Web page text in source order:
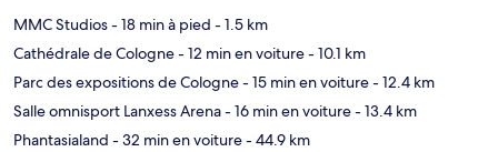
MMC Studios- 18 min à pied - 1.5 km
Cathédrale de Cologne- 12 min en voiture- 10.1 km
Parc des expositions de Cologne- 15 min en voiture- 12.4 km
Salle omnisport Lanxess Arena- 16 min en voiture- 13.4 km
Phantasialand - 32 min en voiture- 44.9 km